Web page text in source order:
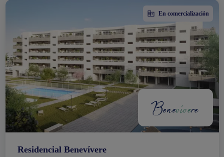
En comercialización
Residencial Benevívere